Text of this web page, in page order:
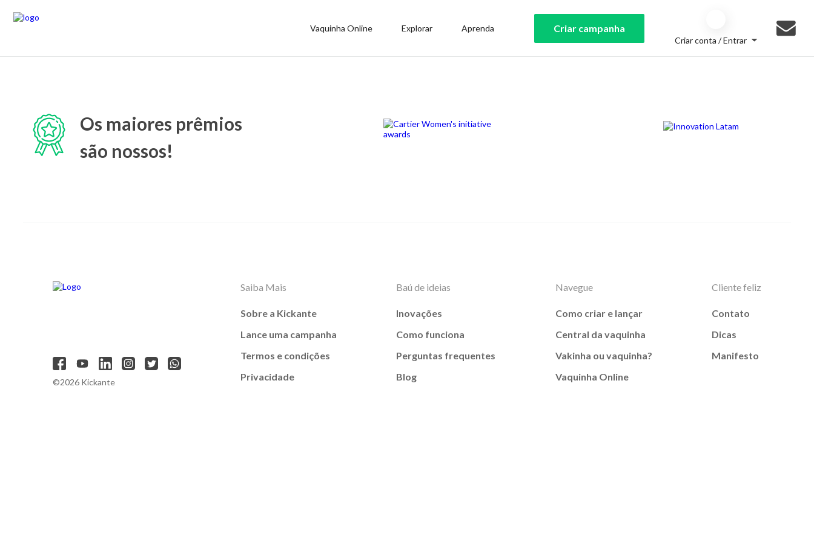
Vaquinha Online Explorar Aprenda Criar campanha
Criar conta / Entrar
Os maiores prêmios
são nossos!
©2026 Kickante
Saiba Mais
Sobre a Kickante
Lance uma campanha
Termos e condições
Privacidade
Baú de ideias
Inovações
Como funciona
Perguntas frequentes
Blog
Navegue
Como criar e lançar
Central da vaquinha
Vakinha ou vaquinha?
Vaquinha Online
Cliente feliz
Contato
Dicas
Manifesto